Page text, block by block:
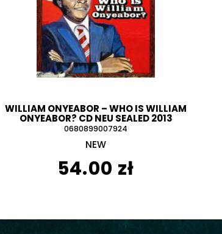
WILLIAM ONYEABOR ‎– WHO IS WILLIAM
ONYEABOR? CD NEU SEALED 2013
0680899007924
NEW
54.00 zł